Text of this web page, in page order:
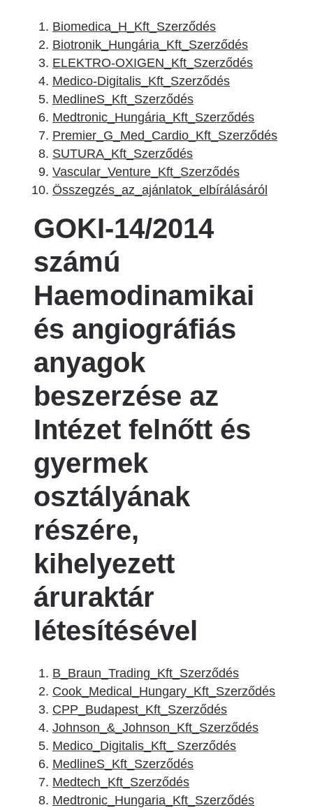
Biomedica_H_Kft_Szerződés
Biotronik_Hungária_Kft_Szerződés
ELEKTRO-OXIGEN_Kft_Szerződés
Medico-Digitalis_Kft_Szerződés
MedlineS_Kft_Szerződés
Medtronic_Hungária_Kft_Szerződés
Premier_G_Med_Cardio_Kft_Szerződés
SUTURA_Kft_Szerződés
Vascular_Venture_Kft_Szerződés
Összegzés_az_ajánlatok_elbírálásáról
GOKI-14/2014
számú
Haemodinamikai
és angiográfiás
anyagok
beszerzése az
Intézet felnőtt és
gyermek
osztályának
részére,
kihelyezett
áruraktár
létesítésével
B_Braun_Trading_Kft_Szerződés
Cook_Medical_Hungary_Kft_Szerződés
CPP_Budapest_Kft_Szerződés
Johnson_&_Johnson_Kft_Szerződés
Medico_Digitalis_Kft_ Szerződés
MedlineS_Kft_Szerződés
Medtech_Kft_Szerződés
Medtronic_Hungaria_Kft_Szerződés